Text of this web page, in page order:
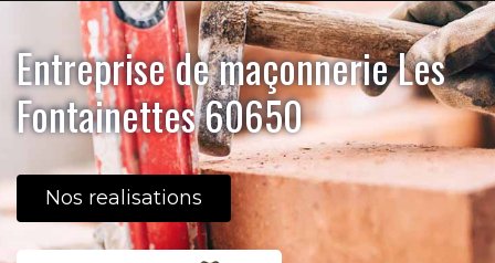
Entreprise de maçonnerie Les
Fontainettes 60650
Nos realisations